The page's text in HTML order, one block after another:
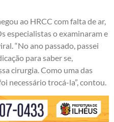
ao HRCC com falta de ar,
especialistas o examinaram e
“No ano passado, passei
para saber se,
cirurgia. Como uma das
necessário trocá-la”, contou.